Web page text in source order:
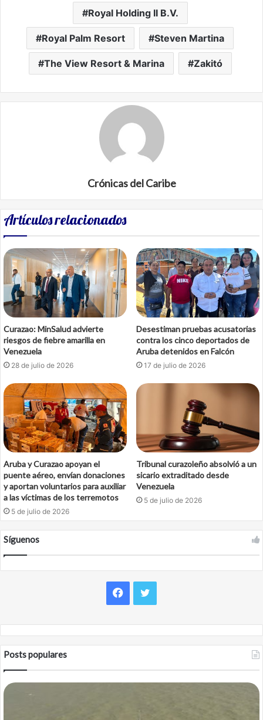
Royal Holding II B.V.
Royal Palm Resort Steven Martina
The View Resort & Marina Zakitó
Crónicas del Caribe
Artículos relacionados
Curazao: MinSalud advierte
riesgos de fiebre amarilla en
Venezuela
28 de julio de 2026
Desestiman pruebas acusatorias
contra los cinco deportados de
Aruba detenidos en Falcón
17 de julio de 2026
Aruba y Curazao apoyan el
puente aéreo, envían donaciones
y aportan voluntarios para auxiliar
a las víctimas de los terremotos
5 de julio de 2026
Tribunal curazoleño absolvió a un
sicario extraditado desde
Venezuela
5 de julio de 2026
Síguenos
Facebook
Twitter
Posts populares